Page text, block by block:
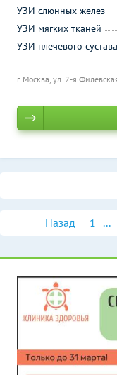
г. Москва, ул. 2-я
УЗИ слюнных желез
УЗИ мягких тканей
УЗИ плечевого сустава
Назад 1 ...